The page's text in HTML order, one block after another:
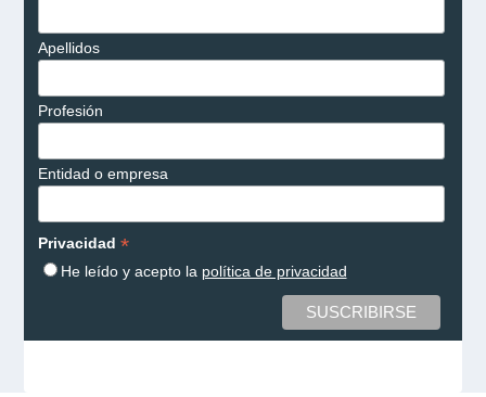
Apellidos
Profesión
Entidad o empresa
Privacidad *
He leído y acepto la política de privacidad